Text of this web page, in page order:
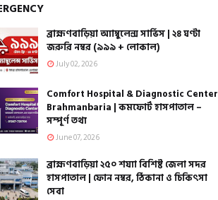
ব্রাহ্মণবাড়িয়া অ্যাম্বুলেন্স সার্ভিস | ২৪ ঘণ্টা
জরুরি নম্বর (৯৯৯ + লোকাল)
July 02, 2026
Comfort Hospital & Diagnostic Center
Brahmanbaria | কমফোর্ট হাসপাতাল –
সম্পূর্ণ তথ্য
June 07, 2026
ব্রাহ্মণবাড়িয়া ২৫০ শয্যা বিশিষ্ট জেলা সদর
হাসপাতাল | ফোন নম্বর, ঠিকানা ও চিকিৎসা
সেবা